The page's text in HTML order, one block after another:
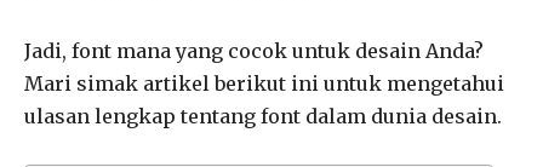
Jadi, font mana yang cocok untuk desain Anda?
Mari simak artikel berikut ini untuk mengetahui
ulasan lengkap tentang font dalam dunia desain.